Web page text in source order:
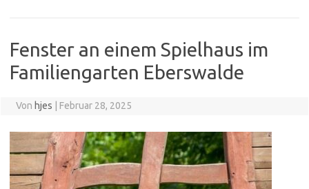
Fenster an einem Spielhaus im
Familiengarten Eberswalde
Von hjes Februar 28, 2025